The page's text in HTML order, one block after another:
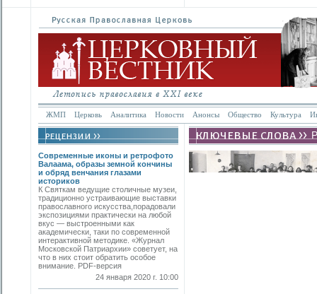
ЖМП Церковь Аналитика Новости Анонсы Общество Культура
Современные иконы и ретрофото
Валаама, образы земной кончины
и обряд венчания глазами
историков
К Святкам ведущие столичные музеи,
традиционно устраивающие выставки
православного искусства,порадовали
экспозициями практически на любой
вкус — выстроенными как
академически, таки по современной
интерактивной методике. «Журнал
Московской Патриархии» советует, на
что в них стоит обратить особое
внимание. PDF-версия
24 января 2020 г. 10:00